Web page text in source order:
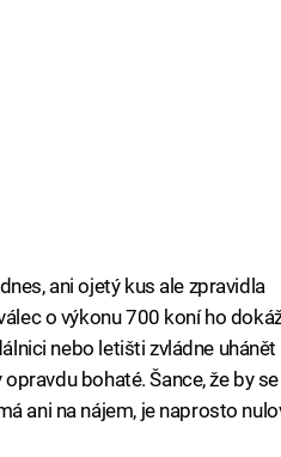
ani ojetý kus ale zpravidla
o výkonu 700 koní ho
nebo letišti zvládne uhánět
bohaté. Šance, že by se
ani na nájem, je naprosto